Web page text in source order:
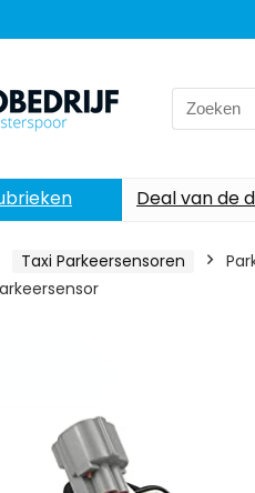
Search
for:
Deal van de
Taxi Parkeersensoren